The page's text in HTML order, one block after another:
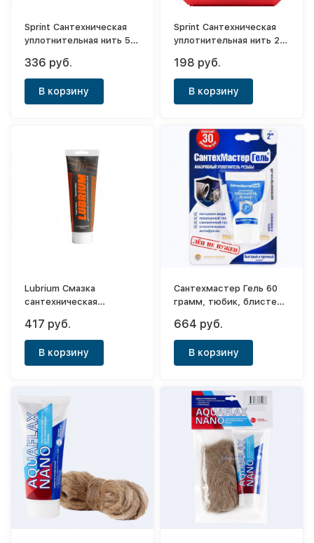
Sprint Сантехническая
уплотнительная нить 50
336 руб.
В корзину
Sprint Сантехническая
уплотнительная нить 25
198 руб.
В корзину
Lubrium Смазка
сантехническая
тюбик с еврослотом
417 руб.
В корзину
Сантехмастер Гель 60
грамм, тюбик, блистер
664 руб.
В корзину